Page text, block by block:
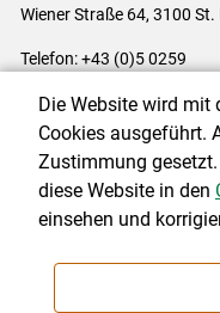
Wiener Straße 64, 3100 St.
Telefon: +43 (0)5 0259
Impressum|Kontakt|
Cookie-Einstellungen
NEWSLETTER
Die Website wird mit
Cookies ausgeführt.
Zustimmung
diese Website in den
einsehen und